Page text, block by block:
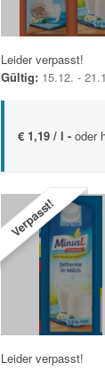
Leider verpasst!
Gültig: 15.12. -
€ 1,19 / l - oder
Verpasst!
Leider verpasst!